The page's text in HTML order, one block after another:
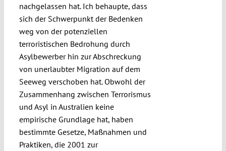
nachgelassen hat. Ich behaupte, dass
sich der Schwerpunkt der Bedenken
weg von der potenziellen
terroristischen Bedrohung durch
Asylbewerber hin zur Abschreckung
von unerlaubter Migration auf dem
Seeweg verschoben hat. Obwohl der
Zusammenhang zwischen Terrorismus
und Asyl in Australien keine
empirische Grundlage hat, haben
bestimmte Gesetze, Maßnahmen und
Praktiken, die 2001 zur